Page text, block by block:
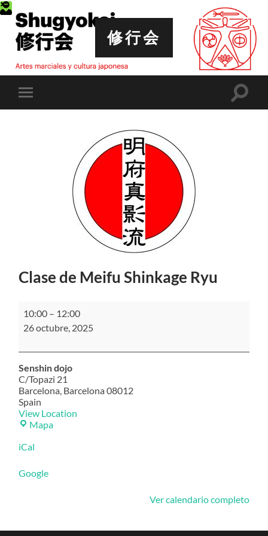
修行会
Alternar
el
Clase de Meifu Shinkage Ryu
de
Meifu
Ryu
10:00 – 12:00
26 octubre, 2025
Senshin dojo
C/Topazi 21
Barcelona Barcelona08012
Spain
View Location
MapaSenshin
iCal
Google
Ver calendario completo